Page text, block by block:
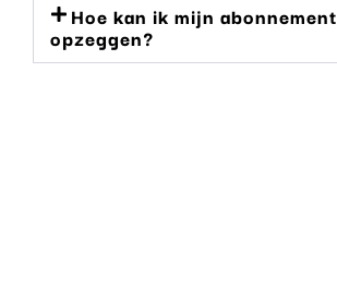
Hoe kan ik mijn abonnement
opzeggen?